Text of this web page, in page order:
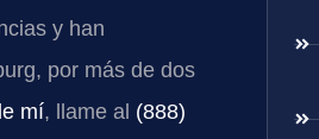
y han
por más de dos
mí, llame al (888)